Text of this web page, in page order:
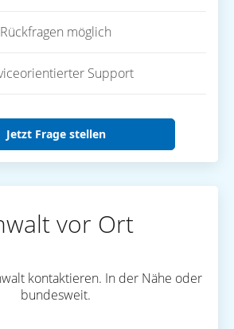
Rückfragen möglich
Support
Jetzt Frage stellen
vor Ort
kontaktieren. In der Nähe oder
bundesweit.